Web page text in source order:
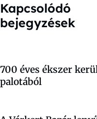
Kapcsolódó
bejegyzések
700 éves ékszer
palotából